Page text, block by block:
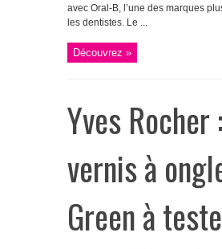
avec Oral-B, l’une des marques
les dentistes. Le ...
Découvrez »
Yves Rocher
vernis à
Green à